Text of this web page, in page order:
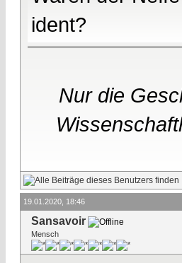
ident?
Nur die
19.01.2020, 18:46
Sansavoir
Mensch